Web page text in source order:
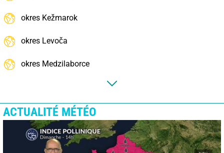
okres Kežmarok
okres Levoča
okres Medzilaborce
ACTUALITÉ MÉTÉO